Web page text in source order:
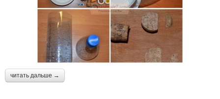
читать дальше →